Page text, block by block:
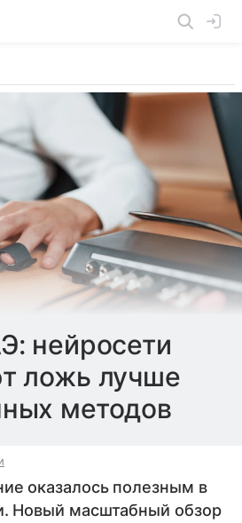
нейросети
ложь лучше
методов
оказалось полезным в
Новый масштабный обзор